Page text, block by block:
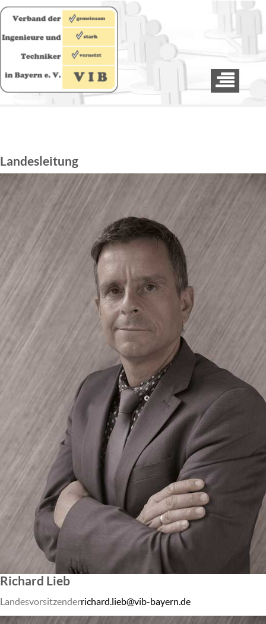
Landesleitung
Richard Lieb
Landesvorsitzenderrichard.lieb@vib-bayern.de